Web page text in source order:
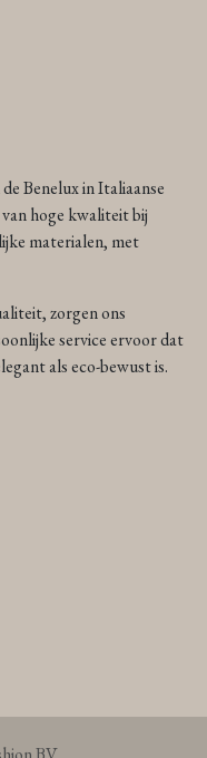
Benelux in Italiaanse
hoge kwaliteit bij
materialen, met
zorgen ons
service ervoor dat
als eco-bewust is.